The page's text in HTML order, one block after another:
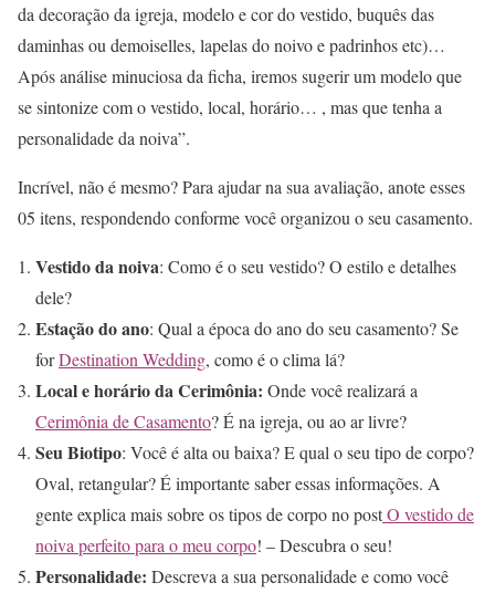
da decoração da igreja, modelo e cor do vestido, buquês das
daminhas ou demoiselles, lapelas do noivo e padrinhos etc)…
Após análise minuciosa da ficha, iremos sugerir um modelo que
se sintonize com o vestido, local, horário… , mas que tenha a
personalidade da noiva”.
Incrível, não é mesmo? Para ajudar na sua avaliação, anote esses
05 itens, respondendo conforme você organizou o seu casamento.
Vestido da noiva: Como é o seu vestido? O estilo e detalhes
dele?
Estação do ano: Qual a época do ano do seu casamento? Se
forDestination Wedding, como é o clima lá?
Local e horário da Cerimônia: Onde você realizará a
Cerimônia de Casamento? É na igreja, ou ao ar livre?
Seu Biotipo: Você é alta ou baixa? E qual o seu tipo de corpo?
Oval, retangular? É importante saber essas informações. A
gente explica mais sobre os tipos de corpo no postO vestido de
noiva perfeito para o meu corpo! – Descubra o seu!
Personalidade: Descreva a sua personalidade e como você